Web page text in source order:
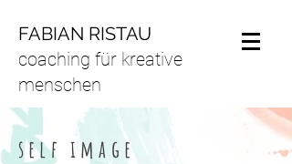
FABIAN RISTAU
coaching für kreative
menschen
self image